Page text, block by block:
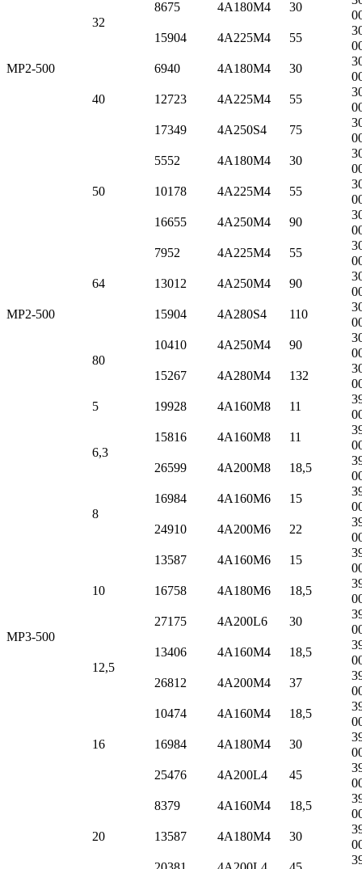
МР2-500
32
8675 4А180M4 30
15904
4А225M4 55
40
6940 4А180M4 30
12723
4А225M4 55
17349
4А250S4 75
50
5552 4А180M4 30
10178
4А225M4 55
16655
4А250M4 90
МР2-500
64
7952 4А225M4 55
13012
4А250M4 90
15904
4А280S4 110
80
10410 4А250M4 90
15267
4А280M4 132
МР3-500
5 19928 4А160M8 11
6,3
15816 4А160M8 11
26599
4А200M8 18,5
8
16984 4А160M6 15
24910
4А200M6 22
10
13587 4А160M6 15
16758
4А180M6 18,5
27175
4А200L6 30
12,5
13406 4А160M4 18,5
26812
4А200M4 37
16
10474 4А160M4 18,5
16984
4А180M4 30
25476
4А200L4 45
20
8379 4А160M4 18,5
13587
4А180M4 30